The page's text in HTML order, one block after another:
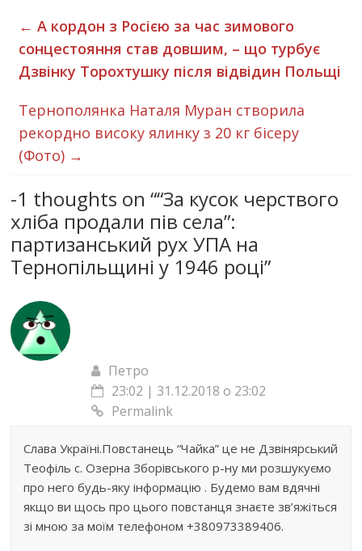
← А кордон з Росією за час зимового
сонцестояння став довшим, – що турбує
Дзвінку Торохтушку після відвідин Польщі
Тернополянка Наталя Муран створила
рекордно високу ялинку з 20 кг бісеру
(Фото) →
-1 thoughts on ““За кусок черствого
хліба продали пів села”:
партизанський рух УПА на
Тернопільщині у 1946 році”
Петро
23:02 | 31.12.2018 о 23:02
Permalink
Слава Україні.Повстанець “Чайка” це не Дзвінярський
Теофіль с. Озерна Зборівського р-ну ми розшукуємо
про него будь-яку інформацію . Будемо вам вдячні
якщо ви щось про цього повстанця знаєте зв’яжіться
зі мною за моїм телефоном +380973389406.